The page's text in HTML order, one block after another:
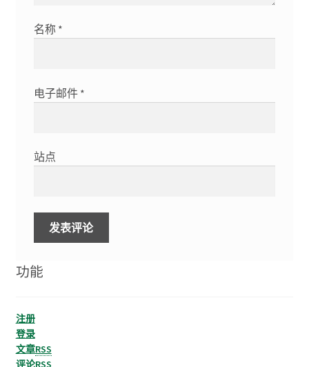
名称 *
电子邮件 *
站点
功能
注册
登录
文章RSS
评论RSS